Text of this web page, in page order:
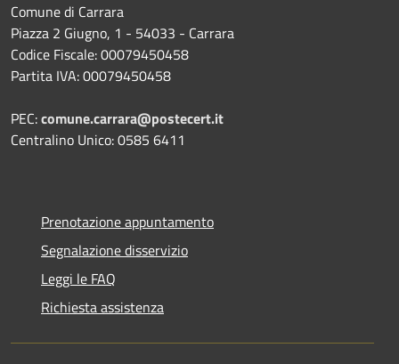
Comune di Carrara
Piazza 2 Giugno, 1 - 54033 - Carrara
Codice Fiscale: 00079450458
Partita IVA: 00079450458
PEC:comune.carrara@postecert.it
Centralino Unico: 0585 6411
Prenotazione appuntamento
Segnalazione disservizio
Leggi le FAQ
Richiesta assistenza